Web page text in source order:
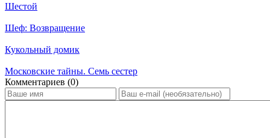
Шестой
Шеф: Возвращение
Кукольный домик
Московские тайны. Семь сестер
Ком­мен­та­ри­ев (0)